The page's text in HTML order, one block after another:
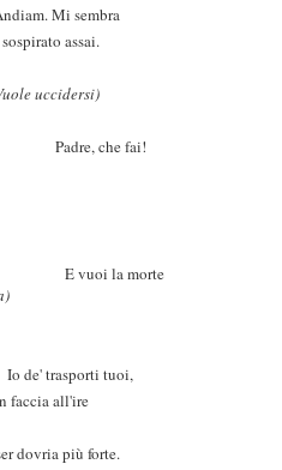
Mi sembra
assai.
uccidersi)
fai!
morte
tuoi,
faccia all'ire
dovria più forte.